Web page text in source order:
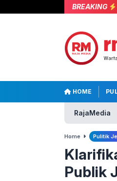
BREAKING
HOME
RajaMedia
Home Pulitik
Publik